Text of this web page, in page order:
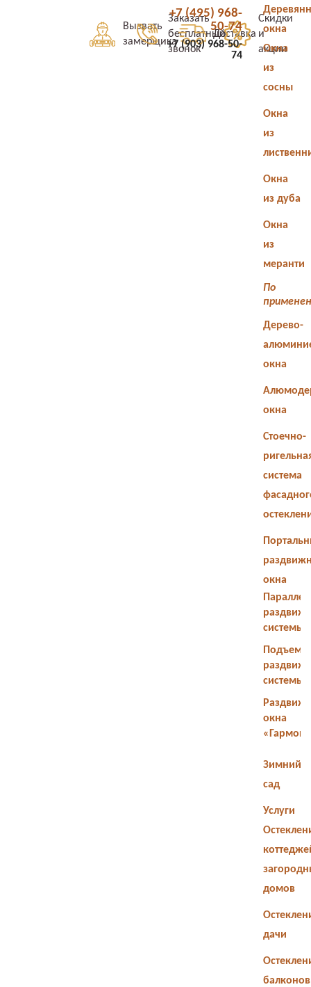
Вызвать
замерщика
Заказать
бесплатный
звонок
Доставка
Скидки
и
акции
+7 (495) 968-
50-74
+7 (903) 968-50-
74
окна
Окна
из
сосны
Окна
из
Окна
из дуба
Окна
из
меранти
По
Дерево-
окна
окна
Стоечно-
система
окна
системы
системы
окна
Зимний
сад
Услуги
домов
дачи
балконов